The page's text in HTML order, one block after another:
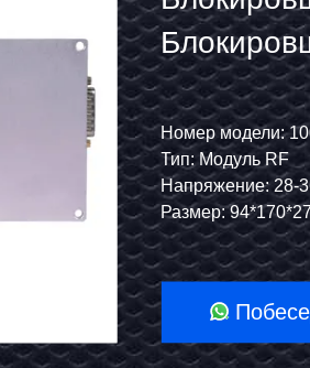
беспилотных
летательных
аппаратов
против
беспилотных
летательных
аппаратов
FPV
Номер модели: 10 Вт 950-1050
Тип: Модуль RF
Напряжение: 28-36В
Размер: 25.6*111.7*17 мм
Модуль
5350MHz
Номер модели:
Тип: Модуль RF
Напряжение: 28-
Размер: